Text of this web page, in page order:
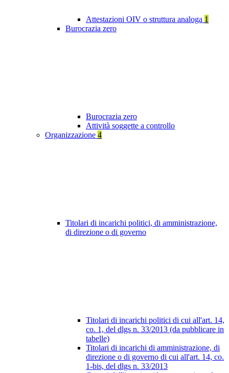
Attestazioni OIV o struttura analoga 1
Burocrazia zero
Burocrazia zero
Attività soggette a controllo
Organizzazione 4
Titolari di incarichi politici, di amministrazione,
di direzione o di governo
Titolari di incarichi politici di cui all'art. 14,
co. 1, del dlgs n. 33/2013 (da pubblicare in
tabelle)
Titolari di incarichi di amministrazione, di
direzione o di governo di cui all'art. 14, co.
1-bis, del dlgs n. 33/2013